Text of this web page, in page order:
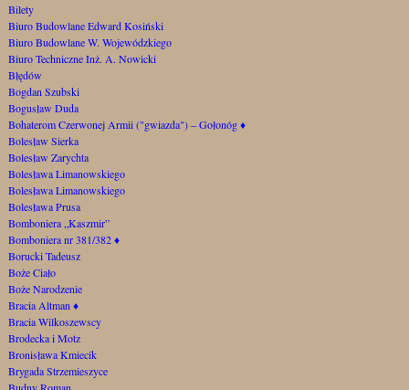
Bilety
Biuro Budowlane Edward Kosiński
Biuro Budowlane W. Wojewódzkiego
Biuro Techniczne Inż. A. Nowicki
Błędów
Bogdan Szubski
Bogusław Duda
Bohaterom Czerwonej Armii ("gwiazda") – Gołonóg♦
Bolesław Sierka
Bolesław Zarychta
Bolesława Limanowskiego
Bolesława Limanowskiego
Bolesława Prusa
Bomboniera „Kaszmir”
Bomboniera nr 381/382♦
Borucki Tadeusz
Boże Ciało
Boże Narodzenie
Bracia Altman ♦
Bracia Wilkoszewscy
Brodecka i Motz
Bronisława Kmiecik
Brygada Strzemieszyce
Budny Roman